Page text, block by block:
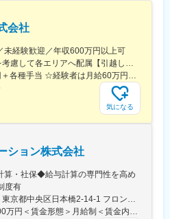
ト体制：プロジェクトマネージャー、
活動をフォローします。定期的な連絡
て素早くバックアップに入るなど、MR
万全のサポート体制を整えています。
50社を超える多数の取引メーカー：同
のプロジェクト数があり、様々なご経
が可能です。20代～60代までの幅広い
います。
業務
会社
未経験歓迎／年収600万円以上可
気になる
ション株式会社
算・社保◆給与計算の専門性を高め
度有